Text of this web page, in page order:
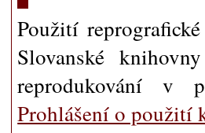
Použití
Slovanské
reprodukování v
Prohlášení o použití